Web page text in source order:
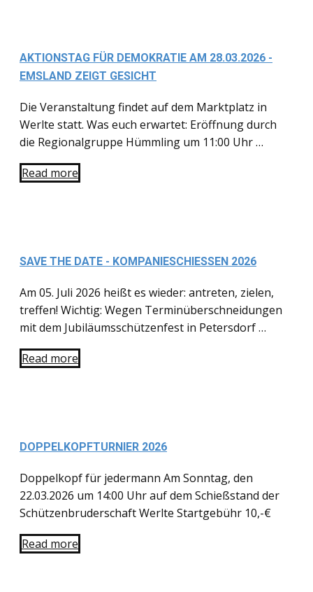
AKTIONSTAG FÜR DEMOKRATIE AM 28.03.2026 -
EMSLAND ZEIGT GESICHT
Die Veranstaltung findet auf dem Marktplatz in
Werlte statt. Was euch erwartet: Eröffnung durch
die Regionalgruppe Hümmling um 11:00 Uhr …
Read more
SAVE THE DATE - KOMPANIESCHIESSEN 2026
Am 05. Juli 2026 heißt es wieder: antreten, zielen,
treffen! Wichtig: Wegen Terminüberschneidungen
mit dem Jubiläumsschützenfest in Petersdorf …
Read more
DOPPELKOPFTURNIER 2026
Doppelkopf für jedermann Am Sonntag, den
22.03.2026 um 14:00 Uhr auf dem Schießstand der
Schützenbruderschaft Werlte Startgebühr 10,-€
Read more